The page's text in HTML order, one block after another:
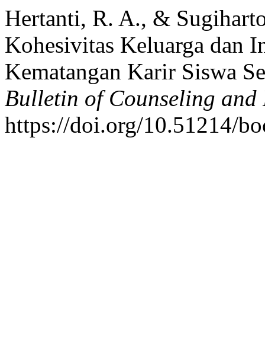
Hertanti, R. A., &
Kohesivitas Keluarga dan
Kematangan Karir Siswa
Bulletin of Counseling and
https://doi.org/10.51214/